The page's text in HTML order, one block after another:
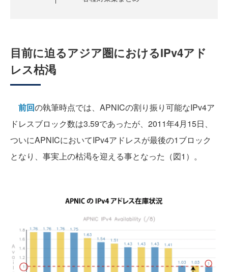
目前に迫るアジア圏におけるIPv4アド
レス枯渇
前回の執筆時点では、APNICの割り振り可能なIPv4ア
ドレスブロック数は3.59であったが、2011年4月15日、
ついにAPNICにおいてIPv4アドレスが最後の1ブロック
となり、事実上の枯渇を迎える事となった（図1）。